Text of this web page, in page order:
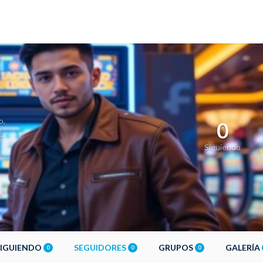
0
Siguiendo
0 SEGUIDORES 0 GRUPOS 0 GALERÍA